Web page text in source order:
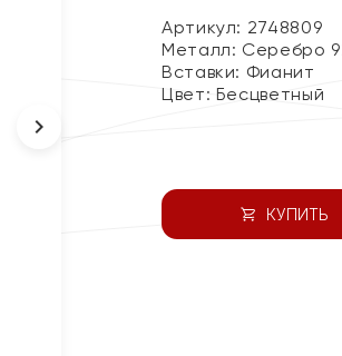
Артикул: 2748809
Металл: Серебро
Вставки: Фианит
Цвет: Бесцветный
КУПИТЬ